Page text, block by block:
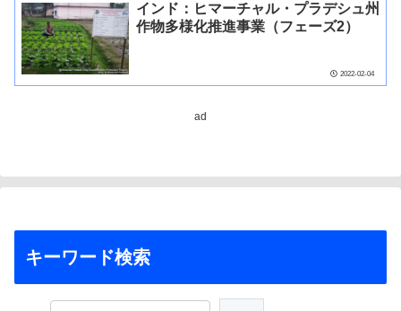
インド：ヒマーチャル・プラデシュ州
作物多様化推進事業（フェーズ2）
2022-02-04
ad
キーワード検索